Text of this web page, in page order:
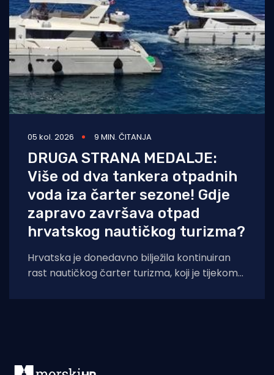
05 kol. 2026 9 MIN. ČITANJA
DRUGA STRANA MEDALJE:
Više od dva tankera otpadnih
voda iza čarter sezone! Gdje
zapravo završava otpad
hrvatskog nautičkog turizma?
Hrvatska je donedavno bilježila kontinuiran
rast nautičkog čarter turizma, koji je tijekom